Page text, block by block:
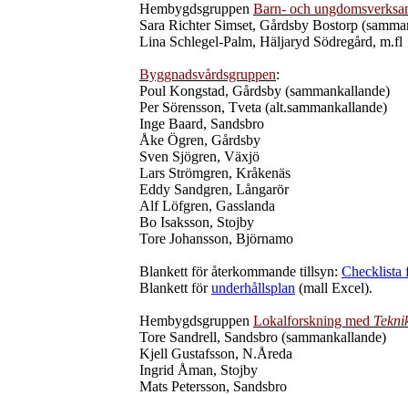
Hembygdsgruppen Barn- och
Sara Richter Simset, Gårdsby Bostorp
Lina Schlegel-Palm, Häljaryd Södregård, m.fl
Byggnadsvårdsgruppen:
Poul Kongstad, Gårdsby (sammankallande)
Per Sörensson, Tveta (alt.sammankallande)
Inge Baard, Sandsbro
Åke Ögren, Gårdsby
Sven Sjögren, Växjö
Lars Strömgren, Kråkenäs
Eddy Sandgren, Långarör
Alf Löfgren, Gasslanda
Bo Isaksson, Stojby
Tore Johansson, Björnamo
Blankett för återkommande tillsyn: Checklista
Blankett förunderhållsplan (mall Excel).
Hembygdsgruppen Lokalforskning med
Tore Sandrell, Sandsbro (sammankallande)
Kjell Gustafsson, N.Åreda
Ingrid Åman, Stojby
Mats Petersson, Sandsbro